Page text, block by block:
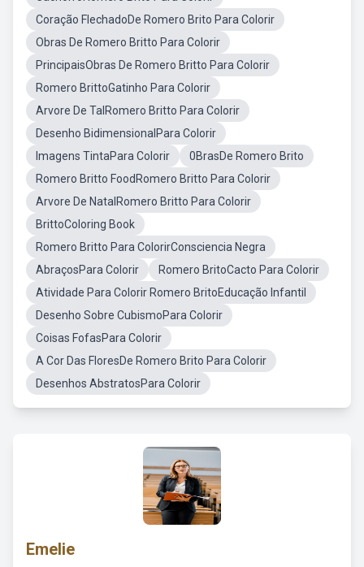
Coração FlechadoDe Romero Brito Para Colorir
Obras De Romero Britto Para Colorir
PrincipaisObras De Romero Britto Para Colorir
Romero BrittoGatinho Para Colorir
Arvore De TalRomero Britto Para Colorir
Desenho BidimensionalPara Colorir
Imagens TintaPara Colorir
0BrasDe Romero Brito
Romero Britto FoodRomero Britto Para Colorir
Arvore De NatalRomero Britto Para Colorir
BrittoColoring Book
Romero Britto Para ColorirConsciencia Negra
AbraçosPara Colorir
Romero BritoCacto Para Colorir
Atividade Para Colorir Romero BritoEducação Infantil
Desenho Sobre CubismoPara Colorir
Coisas FofasPara Colorir
A Cor Das FloresDe Romero Brito Para Colorir
Desenhos AbstratosPara Colorir
Emelie